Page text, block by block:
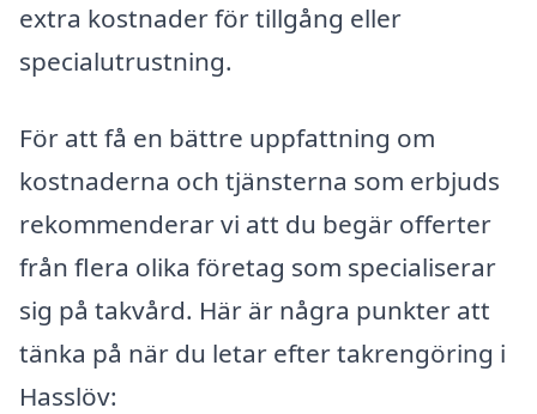
extra kostnader för tillgång eller
specialutrustning.
För att få en bättre uppfattning om
kostnaderna och tjänsterna som erbjuds
rekommenderar vi att du begär offerter
från flera olika företag som specialiserar
sig på takvård. Här är några punkter att
tänka på när du letar efter takrengöring i
Hasslöv: